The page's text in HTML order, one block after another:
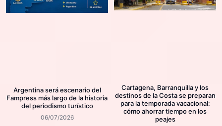
Argentina será escenario del
Fampress más largo de la historia
del periodismo turístico
06/07/2026
Cartagena, Barranquilla y los
destinos de la Costa se preparan
para la temporada vacacional:
cómo ahorrar tiempo en los
peajes